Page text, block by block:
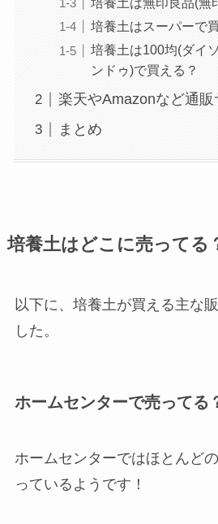
培養土はスーパーで
培養土は100均(ダイ
ンドゥ)で買える？
楽天やAmazonなど通販
まとめ
培養土はどこに売ってる
以下に、培養土が買える主な
した。
ホームセンターで売ってる
ホームセンターではほとんど
っているようです！